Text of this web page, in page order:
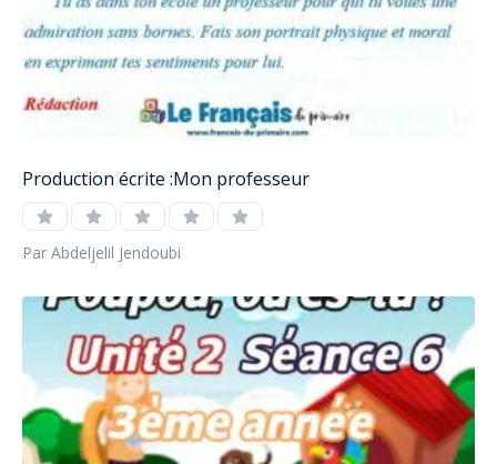
Production écrite :Mon professeur
Par Abdeljelil Jendoubi